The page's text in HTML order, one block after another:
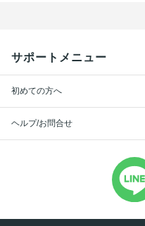
サポートメニュー
初めての方へ
ヘルプ/お問合せ